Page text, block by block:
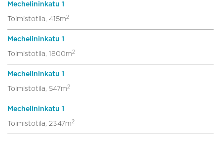
Mechelininkatu 1
Toimistotila, 415m 2
Mechelininkatu 1
Toimistotila, 1800m 2
Mechelininkatu 1
Toimistotila, 547m 2
Mechelininkatu 1
Toimistotila, 2347m 2